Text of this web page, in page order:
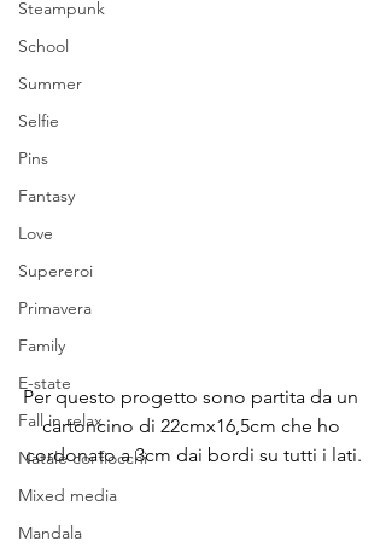
Steampunk
School
Summer
Selfie
Pins
Fantasy
Love
Supereroi
Primavera
Family
E-state
Fall in relax
Natale coi fiocchi
Mixed media
Mandala
Per questo progetto sono partita da un
cartoncino di 22cmx16,5cm che ho
cordonato a 3cm dai bordi su tutti i lati.